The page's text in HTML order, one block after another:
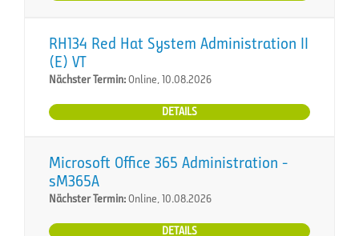
RH134 Red Hat System Administration II
(E) VT
Nächster Termin:Online, 10.08.2026
DETAILS
Microsoft Office 365 Administration -
sM365A
Nächster Termin:Online, 10.08.2026
DETAILS